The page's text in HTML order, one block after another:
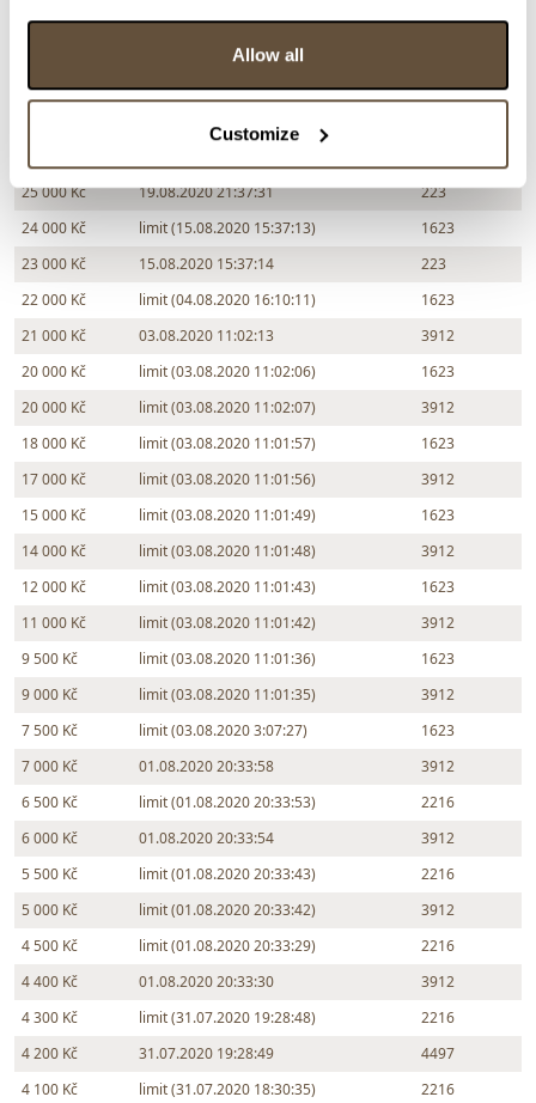
Allow all
Customize
24.08.2020 21:31:13
28 000 Kč
limit (24.08.2020 21:31:02)
1623
25 000 Kč
19.08.2020 21:37:31
223
24 000 Kč
limit (15.08.2020 15:37:13)
1623
23 000 Kč
15.08.2020 15:37:14
223
22 000 Kč
limit (04.08.2020 16:10:11)
1623
21 000 Kč
03.08.2020 11:02:13
3912
20 000 Kč
limit (03.08.2020 11:02:06)
1623
20 000 Kč
limit (03.08.2020 11:02:07)
3912
18 000 Kč
limit (03.08.2020 11:01:57)
1623
17 000 Kč
limit (03.08.2020 11:01:56)
3912
15 000 Kč
limit (03.08.2020 11:01:49)
1623
14 000 Kč
limit (03.08.2020 11:01:48)
3912
12 000 Kč
limit (03.08.2020 11:01:43)
1623
11 000 Kč
limit (03.08.2020 11:01:42)
3912
9 500 Kč
limit (03.08.2020 11:01:36)
1623
9 000 Kč
limit (03.08.2020 11:01:35)
3912
7 500 Kč
limit (03.08.2020 3:07:27)
1623
7 000 Kč
01.08.2020 20:33:58
3912
6 500 Kč
limit (01.08.2020 20:33:53)
2216
6 000 Kč
01.08.2020 20:33:54
3912
5 500 Kč
limit (01.08.2020 20:33:43)
2216
5 000 Kč
limit (01.08.2020 20:33:42)
3912
4 500 Kč
limit (01.08.2020 20:33:29)
2216
4 400 Kč
01.08.2020 20:33:30
3912
4 300 Kč
limit (31.07.2020 19:28:48)
2216
4 200 Kč
31.07.2020 19:28:49
4497
4 100 Kč
limit (31.07.2020 18:30:35) 2216